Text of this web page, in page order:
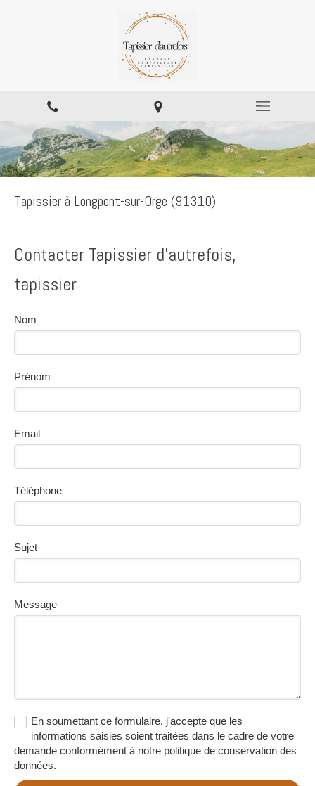
Tapissier à Longpont-sur-Orge (91310)
Contacter Tapissier d'autrefois,
tapissier
Nom
Prénom
Email
Téléphone
Sujet
Message
En soumettant ce formulaire, j'accepte que les
informations saisies soient traitées dans le cadre de votre
demande conformément à notre politique de conservation des
données.